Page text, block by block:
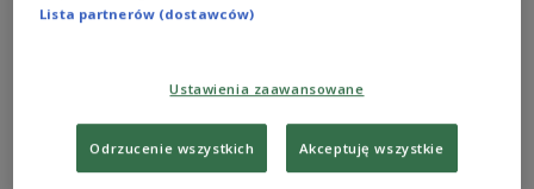
Lista partnerów (dostawców)
Ustawienia zaawansowane
Odrzucenie wszystkich Akceptuję wszystkie